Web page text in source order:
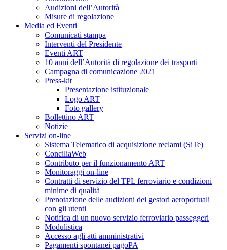
Audizioni dell’Autorità
Misure di regolazione
Media ed Eventi
Comunicati stampa
Interventi del Presidente
Eventi ART
10 anni dell’Autorità di regolazione dei trasporti
Campagna di comunicazione 2021
Press-kit
Presentazione istituzionale
Logo ART
Foto gallery
Bollettino ART
Notizie
Servizi on-line
Sistema Telematico di acquisizione reclami (SiTe)
ConciliaWeb
Contributo per il funzionamento ART
Monitoraggi on-line
Contratti di servizio del TPL ferroviario e condizioni
minime di qualità
Prenotazione delle audizioni dei gestori aeroportuali
con gli utenti
Notifica di un nuovo servizio ferroviario passeggeri
Modulistica
Accesso agli atti amministrativi
Pagamenti spontanei pagoPA